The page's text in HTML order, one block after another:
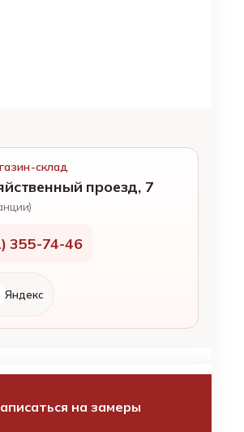
склад
проезд, 7
355-74-46
Яндекс
на замеры